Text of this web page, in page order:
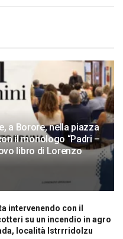
a Borore, nella piazza
il monologo “Padri –
libro di Lorenzo
intervenendo con il
su un incendio in agro
località Istrrridolzu